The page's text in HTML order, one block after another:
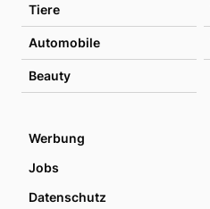
Tiere
Automobile
Beauty
Werbung
Jobs
Datenschutz